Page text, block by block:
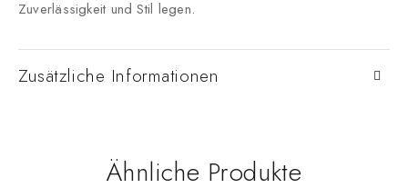
Zuverlässigkeit und Stil legen.
Zusätzliche Informationen
Ähnliche Produkte